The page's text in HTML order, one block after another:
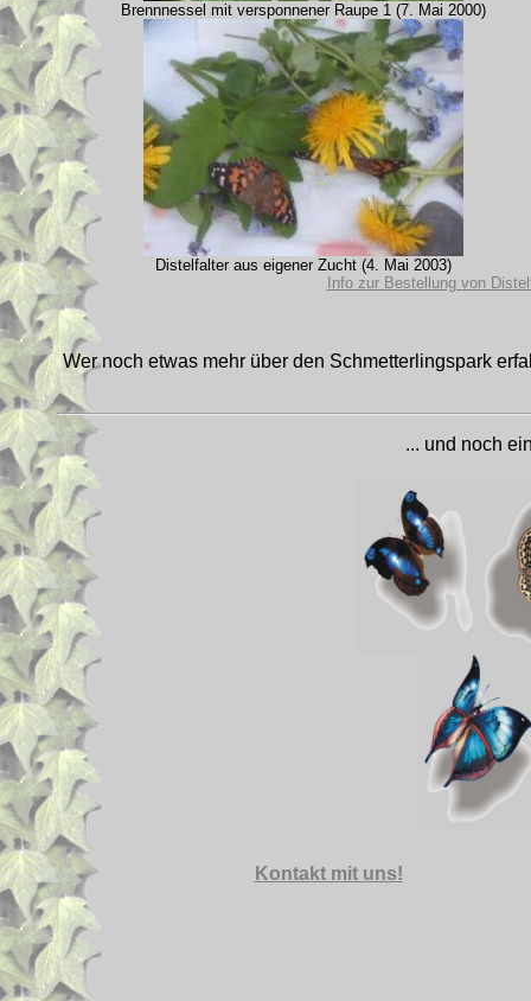
Brennnessel mit versponnener Raupe 1 (7. Mai 2000)
Distelfalter aus eigener Zucht (4. Mai 2003)
Info zur Bestellung von
Wer noch etwas mehr über den Schmetterlingspark
... und noch
Kontakt mit uns!